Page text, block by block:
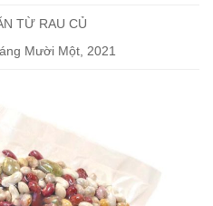
TỪ RAU CỦ
Mười Một, 2021